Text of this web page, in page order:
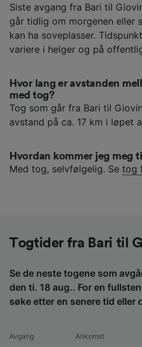
Siste avgang fra Bari til
går tidlig om morgenen eller
kan ha soveplasser.
variere i helger og på
Hvor lang er avstanden
med tog?
Tog som går fra Bari til
avstand på ca. 17 km i løpet
Hvordan kommer jeg meg
Med tog, selvfølgelig. Se tog
Togtider fra Bari til
Se de neste togene som
den ti. 18 aug.. For en
søke etter en senere tid eller
Avgang Ankomst